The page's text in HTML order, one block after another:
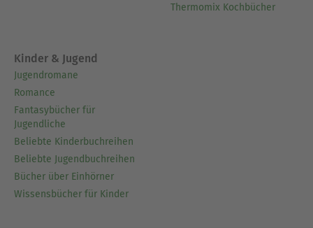
Thermomix Kochbücher
Kinder & Jugend
Jugendromane
Romance
Fantasybücher für
Jugendliche
Beliebte Kinderbuchreihen
Beliebte Jugendbuchreihen
Bücher über Einhörner
Wissensbücher für Kinder